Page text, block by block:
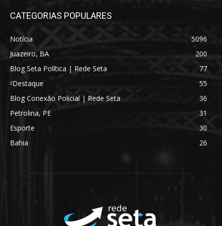
CATEGORIAS POPULARES
Notícia
5096
Juazeiro, BA
200
Blog Seta Política | Rede Seta
77
ᶻDestaque
55
Blog Conexão Policial | Rede Seta
36
Petrolina, PE
31
Esporte
30
Bahia
26